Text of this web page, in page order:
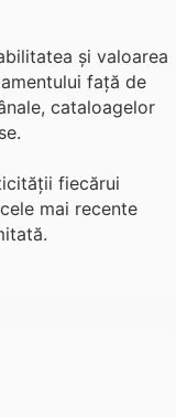
și valoarea
față de
cataloagelor
fiecărui
mai recente